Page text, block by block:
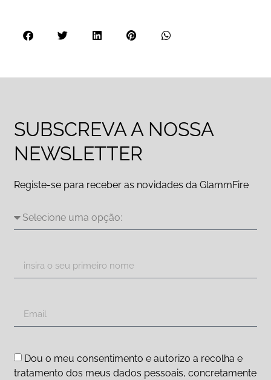
SUBSCREVA A NOSSA
NEWSLETTER
Registe-se para receber as novidades da GlammFire
Dou o meu consentimento e autorizo a recolha e
tratamento dos meus dados pessoais, concretamente